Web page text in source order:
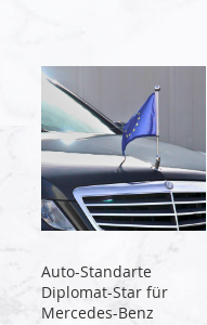
Auto-Standarte
Diplomat-Star für
Mercedes-Benz